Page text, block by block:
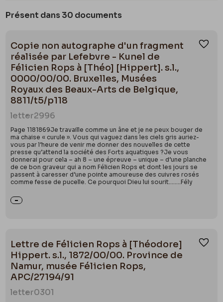
Présent dans 30 documents
Copie non autographe d'un fragment
réalisée par Lefebvre - Kunel de
Félicien Rops à [Théo] [Hippert]. s.l.,
0000/00/00. Bruxelles, Musées
Royaux des Beaux-Arts de Belgique,
8811/t5/p118
letter2996
Page 1181869Je travaille comme un âne et je ne peux bouger de
ma chaise « curule ». Vous qui vaguez dans les ciels gris auriez-
vous par l’heure de venir me donner des nouvelles de cette
presse qu’attend la société des Forts aquatiques ?Je vous
donnerai pour cela – ah 8 – une épreuve – unique – d’une planche
de ce bon graveur qui a nom Félicien Rops et dont les jours se
passent à caresser d’une pointe amoureuse des cuivres rosés
comme fesse de pucelle. Ce pourquoi Dieu lui sourit……..Fély
Lettre de Félicien Rops à [Théodore]
Hippert. s.l., 1872/00/00. Province de
Namur, musée Félicien Rops,
APC/27194/91
letter0301